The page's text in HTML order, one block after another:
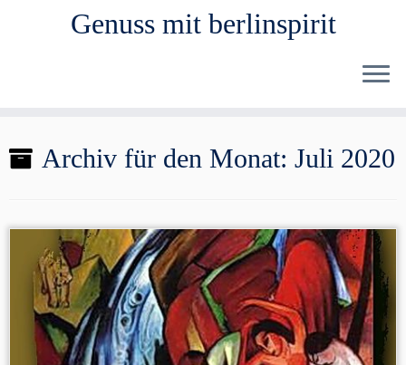
Inhalt
Genuss mit berlinspirit
Archiv für den Monat: Juli 2020